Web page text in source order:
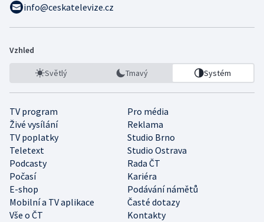
info@ceskatelevize.cz
Vzhled
Světlý Tmavý Systém
TV program
Pro média
Živé vysílání
Reklama
TV poplatky
Studio Brno
Teletext
Studio Ostrava
Podcasty
Rada ČT
Počasí
Kariéra
E-shop
Podávání námětů
Mobilní a TV aplikace
Časté dotazy
Vše o ČT
Kontakty